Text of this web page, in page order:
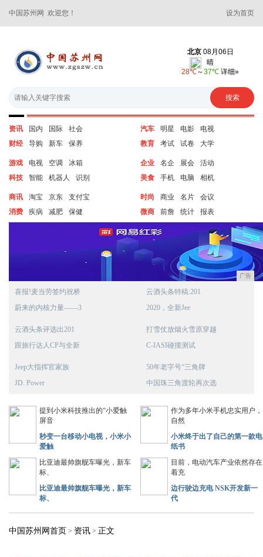
中国苏州网 欢迎您！ 设为首页
资讯 国内 国际
社会
财经
导购 新车 保养
汽车 明星 电影
电视
教育
考试 试卷 大学
游戏 电视 空调
冰箱
科技
智能 机器人 识别
企业 名企 展会
活动
美食
手机 电脑 相机
商讯 淘宝 京东
支付宝
消费
疾病 减肥 保健
时尚 商业 名片
会议
微商
前詹 统计 报表
广告
喜报!麦当劳签约祝桥
蔚来的内核力量——3
云酒头条特稿:201
2020，全新Jee
云酒头条评选出201
跟旅行达人CP与全新
打雪仗放烟火雪原穿越
C-IASI碰撞测试
Jeep大指挥官家族
JD. Power
50年老字号“三角牌
中国珠三角渡轮再次选
提到小米科技推出的“小爱触
屏音
秒变一台移动小电视，小米小
爱触
作为多年小米手机忠实用户，
自然
小米终于出了自己的第一款电
纸书
比亚迪最帅旗舰车曝光，新车
标、
比亚迪最帅旗舰车曝光，新车
标、
目前，电动汽车产业依然存在
着充
边行驶边充电 NSK开发新一
代
中国苏州网首页 > 资讯 > 正文